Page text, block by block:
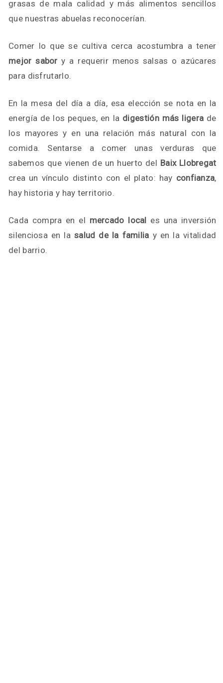
grasas de mala calidad y más alimentos sencillos
que nuestras abuelas reconocerían.
Comer lo que se cultiva cerca acostumbra a tener
mejor sabor y a requerir menos salsas o azúcares
para disfrutarlo.
En la mesa del día a día, esa elección se nota en la
energía de los peques, en la digestión más ligera de
los mayores y en una relación más natural con la
comida. Sentarse a comer unas verduras que
sabemos que vienen de un huerto del Baix Llobregat
crea un vínculo distinto con el plato: hay confianza,
hay historia y hay territorio.
Cada compra en el mercado local es una inversión
silenciosa en lasalud de la familia y en la vitalidad
del barrio.